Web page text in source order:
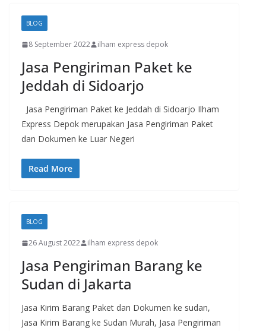
BLOG
8 September 2022 ilham express depok
Jasa Pengiriman Paket ke
Jeddah di Sidoarjo
Jasa Pengiriman Paket ke Jeddah di Sidoarjo Ilham
Express Depok merupakan Jasa Pengiriman Paket
dan Dokumen ke Luar Negeri
Read More
BLOG
26 August 2022 ilham express depok
Jasa Pengiriman Barang ke
Sudan di Jakarta
Jasa Kirim Barang Paket dan Dokumen ke sudan,
Jasa Kirim Barang ke Sudan Murah, Jasa Pengiriman